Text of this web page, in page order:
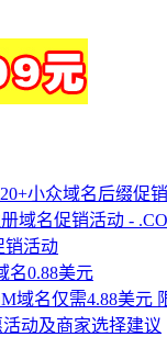
20+小众域名后缀促
册域名促销活动 -
销活动
名0.88美元
域名仅需4.88美元
活动及商家选择建议